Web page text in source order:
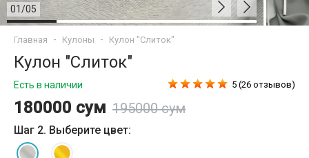
01/05
Главная Кулоны Кулон "Слиток"
Кулон "Слиток"
Есть в наличии
180000 сум 195000 сум
5 (26 отзывов)
Шаг 2. Выберите цвет: